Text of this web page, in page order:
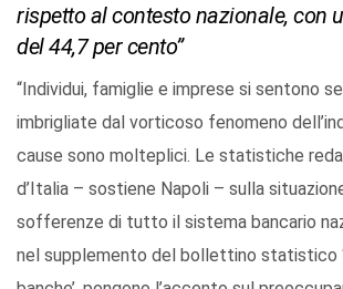
rispetto al contesto nazionale, con
del 44,7 per cento”
“Individui, famiglie e imprese si sentono
imbrigliate dal vorticoso fenomeno
cause sono molteplici. Le statistiche
d’Italia – sostiene Napoli – sulla
sofferenze di tutto il sistema bancario
nel supplemento del bollettino statistico